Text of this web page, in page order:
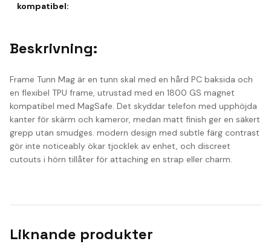
kompatibel:
Beskrivning:
Frame Tunn Mag är en tunn skal med en hård PC baksida och
en flexibel TPU frame, utrustad med en 1800 GS magnet
kompatibel med MagSafe. Det skyddar telefon med upphöjda
kanter för skärm och kameror, medan matt finish ger en säkert
grepp utan smudges. modern design med subtle färg contrast
gör inte noticeably ökar tjocklek av enhet, och discreet
cutouts i hörn tillåter för attaching en strap eller charm.
Liknande produkter